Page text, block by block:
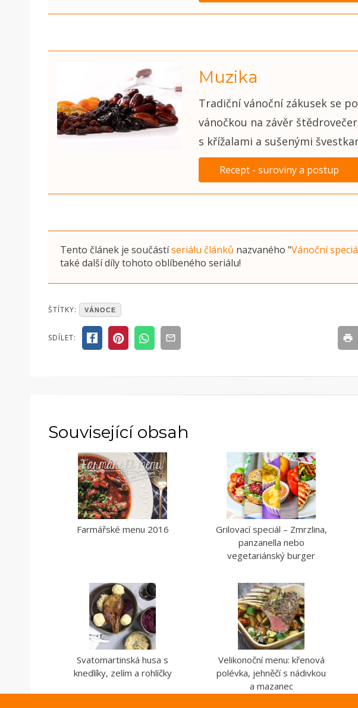
Muzika
Tradiční vánoční zákusek se
vánočkou na závěr
s křížalami a sušenými
Recept - suroviny a postup
Tento článek je součástíseriálu článků nazvaného "Vánoční
také další díly tohoto oblíbeného seriálu!
POSTED
ČLÁNKY
ŠTÍTKY: VÁNOCE
SDÍLET:
Související obsah
Farmářské menu 2016
Grilovací speciál – Zmrzlina,
panzanella nebo
vegetariánský burger
Svatomartinská husa s
knedlíky, zelím a rohlíčky
Velikonoční menu: křenová
polévka, jehněčí s nádivkou
a mazanec